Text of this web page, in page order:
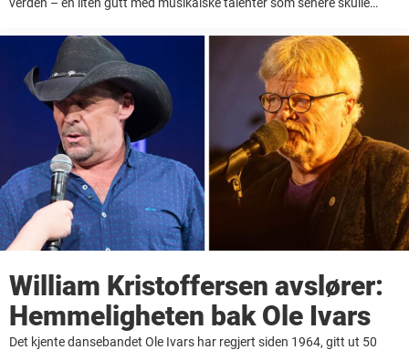
William Kristoffersen avslører:
Hemmeligheten bak Ole Ivars
Det kjente dansebandet Ole Ivars har regjert siden 1964, gitt ut 50